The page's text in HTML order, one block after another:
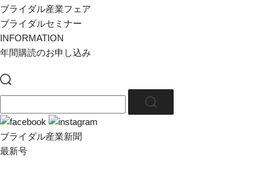
ブライダル産業フェア
ブライダルセミナー
INFORMATION
年間購読のお申し込み
ブライダル産業新聞
最新号